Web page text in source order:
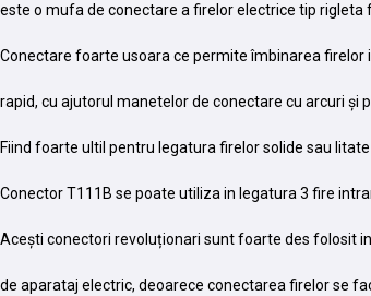
este o mufa de conectare a firelor electrice tip rigleta
Conectare foarte usoara ce permite îmbinarea
rapid, cu ajutorul manetelor de conectare cu arcuri și
Fiind foarte ultil pentru legatura firelor solide sau
Conector T111B se poate utiliza in legatura 3 fire
Acești conectori revoluționari sunt foarte des folosit
de aparataj electric, deoarece conectarea firelor se